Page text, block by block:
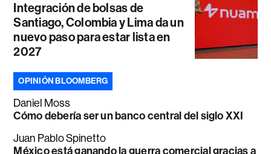
Integración de bolsas de
Santiago, Colombia y Lima da un
nuevo paso para estar lista en
2027
OPINIÓN BLOOMBERG
Daniel Moss
Cómo debería ser un banco central del siglo XXI
Juan Pablo Spinetto
México está ganando la guerra comercial gracias a